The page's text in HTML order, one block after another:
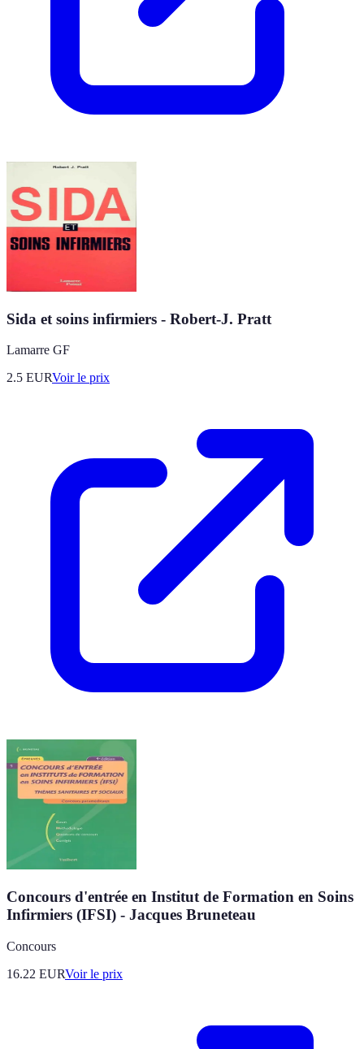
Sida et soins infirmiers - Robert-J. Pratt
Lamarre GF
2.5 EURVoir le prix
Concours d'entrée en Institut de Formation en Soins
Infirmiers (IFSI) - Jacques Bruneteau
Concours
16.22 EURVoir le prix